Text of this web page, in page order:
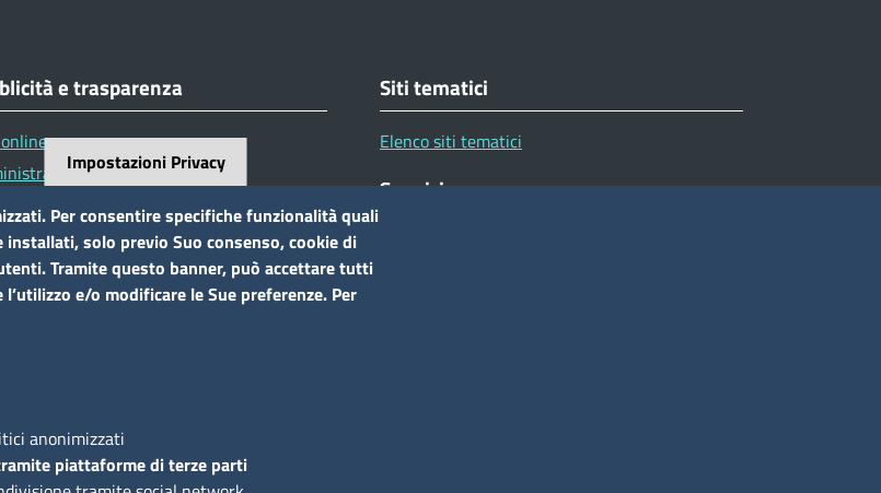
e trasparenza
Trasparente
e atti di altre Amministrazioni
e bandi
di concorso
Siti tematici
Elenco siti tematici
Seguici su
Dichiarazione di accessibilità
Impostazioni Privacy
Per consentire specifiche funzionalità quali
solo previo Suo consenso, cookie di
Tramite questo banner, può accettare tutti
e/o modificare le Sue preferenze. Per
anonimizzati
piattaforme di terze parti